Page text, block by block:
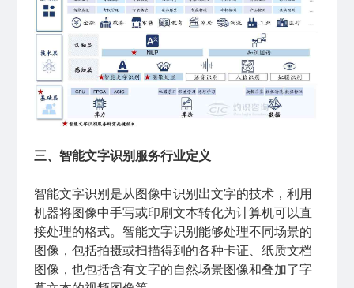
三、智能文字识别服务行业定义
智能文字识别是从图像中识别出文字的技术，利用
机器将图像中手写或印刷文本转化为计算机可以直
接处理的格式。智能文字识别能够处理不同场景的
图像，包括拍摄或扫描得到的各种卡证、纸质文档
图像，也包括含有文字的自然场景图像和叠加了字